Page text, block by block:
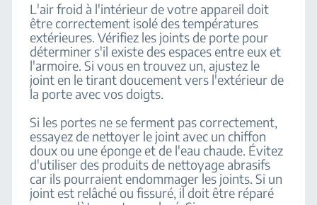
L'air froid à l'intérieur de votre appareil doit
être correctement isolé des températures
extérieures. Vérifiez les joints de porte pour
déterminer s'il existe des espaces entre eux et
l'armoire. Si vous en trouvez un, ajustez le
joint en le tirant doucement vers l'extérieur de
la porte avec vos doigts.
Si les portes ne se ferment pas correctement,
essayez de nettoyer le joint avec un chiffon
doux ou une éponge et de l'eau chaude. Évitez
d'utiliser des produits de nettoyage abrasifs
car ils pourraient endommager les joints. Si un
joint est relâché ou fissuré, il doit être réparé